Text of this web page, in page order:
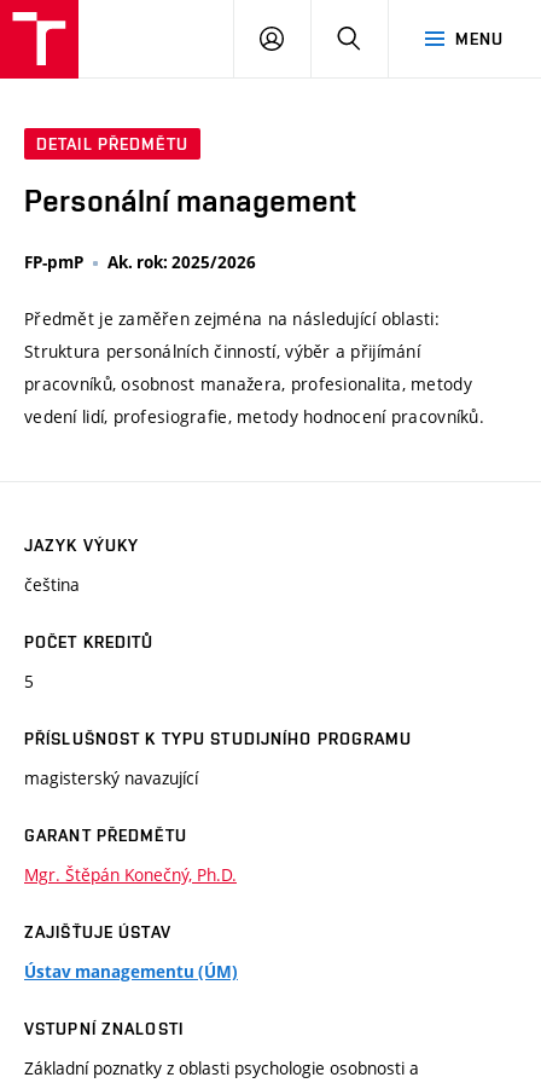
MENU
PŘIHLÁSIT
DETAIL PŘEDMĚTU
Personální management
FP-pmP Ak. rok: 2025/2026
Předmět je zaměřen zejména na následující oblasti:
Struktura personálních činností, výběr a přijímání
pracovníků, osobnost manažera, profesionalita, metody
vedení lidí, profesiografie, metody hodnocení pracovníků.
JAZYK VÝUKY
čeština
POČET KREDITŮ
5
PŘÍSLUŠNOST K TYPU STUDIJNÍHO PROGRAMU
magisterský navazující
GARANT PŘEDMĚTU
Mgr. Štěpán Konečný, Ph.D.
ZAJIŠŤUJE ÚSTAV
Ústav managementu (ÚM)
VSTUPNÍ ZNALOSTI
Základní poznatky z oblasti psychologie osobnosti a